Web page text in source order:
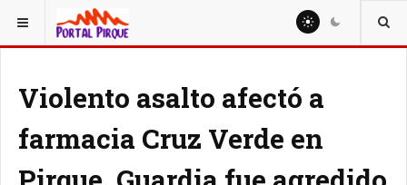
ESTÁ AQUÍ: NOTICIAS
Violento asalto afectó a
farmacia Cruz Verde en